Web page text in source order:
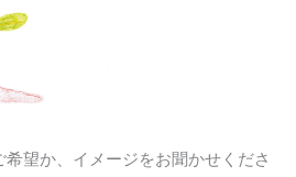
望か、イメージをお聞かせくださ